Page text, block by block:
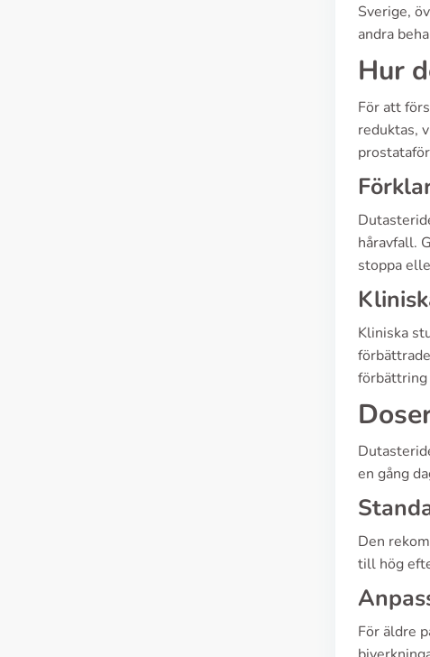
Sverige,
andra
Hur
För att
reduktas,
håravfall.
stoppa
Kliniska
förbättring
en gång
Den
till hög
För äldre